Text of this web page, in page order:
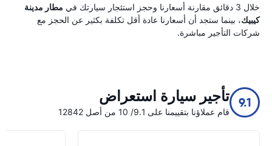
خلال 3 دقائق مقارنة أسعارنا وحجز استئجار سيارتك في
مطار مدينة
كيبيك، بينما ستجد أن أسعارنا عادة أقل تكلفة بكثير عن الحجز مع
شركات التأجير مباشرة.
9.1 تأجير سيارة استعراض
قام عملاؤنا بتقييمنا على 9.1/ 10 من أصل 12842